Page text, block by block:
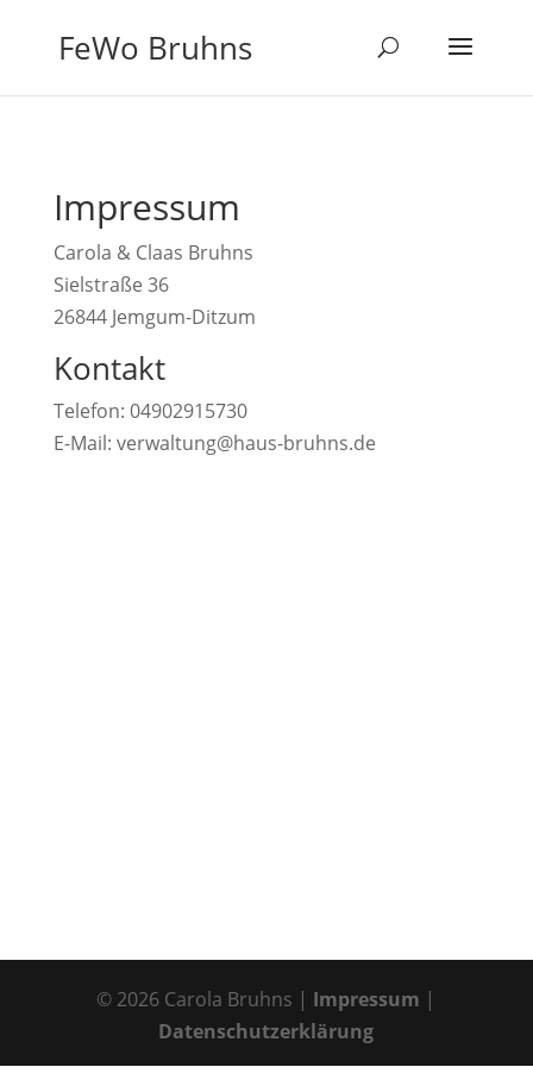
FeWo Bruhns
Impressum
Carola & Claas Bruhns
Sielstraße 36
26844 Jemgum-Ditzum
Kontakt
Telefon: 04902915730
E-Mail: verwaltung@haus-bruhns.de
© 2026 Carola Bruhns | Impressum |
Datenschutzerklärung